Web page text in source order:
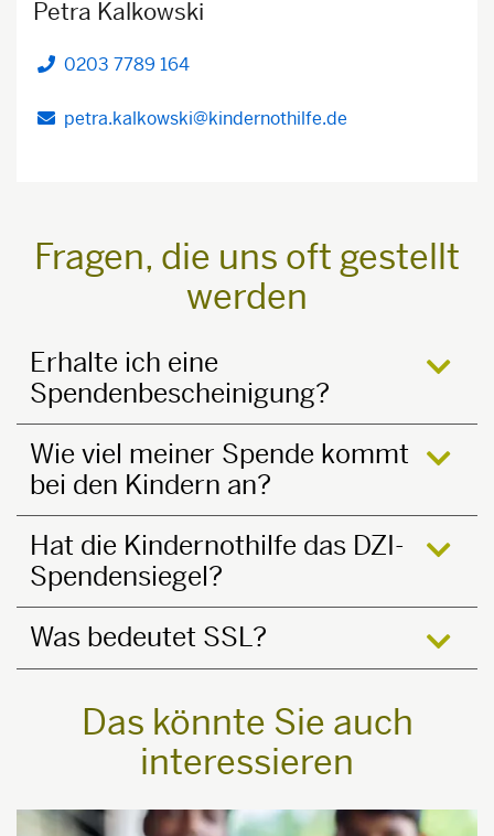
Petra Kalkowski
Telefon
0203 7789 164
petra.kalkowski@kindernothilfe.de
Fragen, die uns oft gestellt
werden
Erhalte ich eine
Spendenbescheinigung?
Wie viel meiner Spende kommt
bei den Kindern an?
Hat die Kindernothilfe das DZI-
Spendensiegel?
Was bedeutet SSL?
Das könnte Sie auch
interessieren